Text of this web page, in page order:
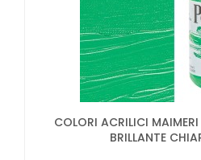
COLORI ACRILICI
BRILLANTE